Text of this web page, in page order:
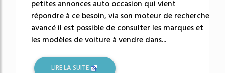
petites annonces auto occasion qui vient
répondre à ce besoin, via son moteur de recherche
avancé il est possible de consulter les marques et
les modèles de voiture à vendre dans...
LIRE LA SUITE